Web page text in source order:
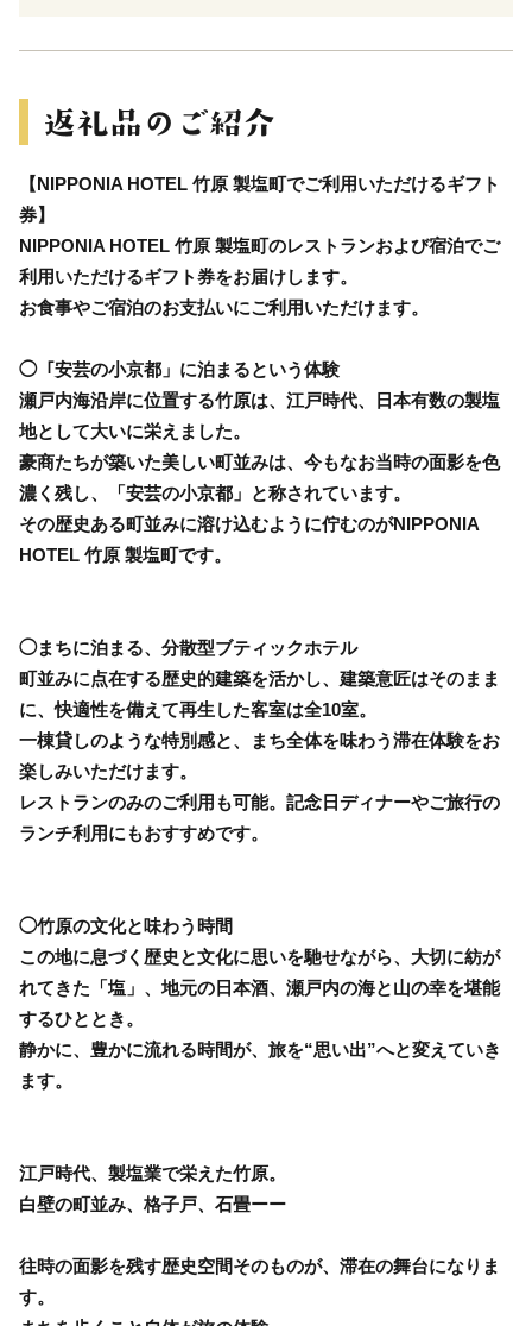
【NIPPONIA HOTEL 竹原 製塩町でご利用いただけるギフト
券】
NIPPONIA HOTEL 竹原 製塩町のレストランおよび宿泊でご
利用いただけるギフト券をお届けします。
お食事やご宿泊のお支払いにご利用いただけます。
◯「安芸の小京都」に泊まるという体験
瀬戸内海沿岸に位置する竹原は、江戸時代、日本有数の製塩
地として大いに栄えました。
豪商たちが築いた美しい町並みは、今もなお当時の面影を色
濃く残し、「安芸の小京都」と称されています。
その歴史ある町並みに溶け込むように佇むのがNIPPONIA
HOTEL 竹原 製塩町です。
◯まちに泊まる、分散型ブティックホテル
町並みに点在する歴史的建築を活かし、建築意匠はそのまま
に、快適性を備えて再生した客室は全10室。
一棟貸しのような特別感と、まち全体を味わう滞在体験をお
楽しみいただけます。
レストランのみのご利用も可能。記念日ディナーやご旅行の
ランチ利用にもおすすめです。
◯竹原の文化と味わう時間
この地に息づく歴史と文化に思いを馳せながら、大切に紡が
れてきた「塩」、地元の日本酒、瀬戸内の海と山の幸を堪能
するひととき。
静かに、豊かに流れる時間が、旅を“思い出”へと変えていき
ます。
江戸時代、製塩業で栄えた竹原。
白壁の町並み、格子戸、石畳ーー
往時の面影を残す歴史空間そのものが、滞在の舞台になりま
す。